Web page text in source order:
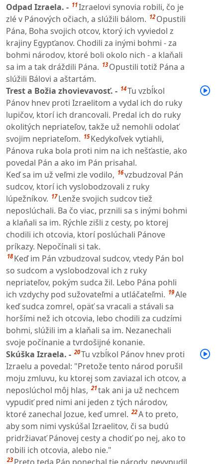
Odpad Izraela. - 11Izraelovi synovia robili, čo je
zlé v Pánových očiach, a slúžili bálom. 12 Opustili
Pána, Boha svojich otcov, ktorý ich vyviedol z
krajiny Egypťanov. Chodili za inými bohmi - za
bohmi národov, ktoré boli okolo nich - a klaňali
sa im a tak dráždili Pána. 13 Opustili totiž Pána a
slúžili Bálovi a aštartám.
Trest a Božia zhovievavosť. - 14Tu vzbĺkol
Pánov hnev proti Izraelitom a vydal ich do ruky
lupičov, ktorí ich drancovali. Predal ich do ruky
okolitých nepriateľov, takže už nemohli odolať
svojim nepriateľom. 15 Kedykoľvek vytiahli,
Pánova ruka bola proti nim na ich nešťastie, ako
povedal Pán a ako im Pán prisahal.
Keď sa im už veľmi zle vodilo, 16vzbudzoval Pán
sudcov, ktorí ich vyslobodzovali z ruky
lúpežníkov. 17 Lenže svojich sudcov tiež
neposlúchali. Ba čo viac, prznili sa s inými bohmi
a klaňali sa im. Rýchle zišli z cesty, po ktorej
chodili ich otcovia, ktorí poslúchali Pánove
príkazy. Nepočínali si tak.
18 Keď im Pán vzbudzoval sudcov, vtedy Pán bol
so sudcom a vyslobodzoval ich z ruky
nepriateľov, pokým sudca žil. Lebo Pána pohli
ich vzdychy pod sužovateľmi a utláčateľmi. 19Ale
keď sudca zomrel, opäť sa vracali a stávali sa
horšími než ich otcovia, lebo chodili za cudzími
bohmi, slúžili im a klaňali sa im. Nezanechali
svoje počínanie a tvrdošijné konanie.
Skúška Izraela. - 20Tu vzbĺkol Pánov hnev proti
Izraelu a povedal: "Pretože tento národ porušil
moju zmluvu, ku ktorej som zaviazal ich otcov, a
neposlúchol môj hlas, 21tak ani ja už nechcem
vypudiť pred nimi ani jeden z tých národov,
ktoré zanechal Jozue, keď umrel. 22A to preto,
aby som nimi vyskúšal Izraelitov, či sa budú
pridržiavať Pánovej cesty a chodiť po nej, ako to
robili ich otcovia, alebo nie."
23 Preto teda Pán ponechal tie národy, nevypudil